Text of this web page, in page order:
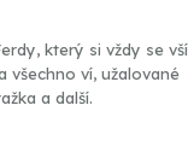
který si vždy se
všechno ví, užalované
a další.